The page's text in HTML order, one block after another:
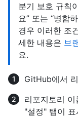
분기 보호 규칙
요” 또는 “병합
경우 이러한 조
세한 내용은 브
요.
GitHub에서
리포지토리 이
"설정" 탭이